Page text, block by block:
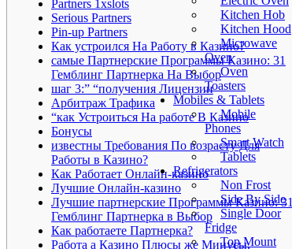
Kitchen Hob
Kitchen Hood
Microwave
Oven
Oven
Toasters
Mobiles & Tablets
Mobile
Phones
Smart Watch
Tablets
Refrigerators
Non Frost
Side By Side
Single Door
Fridge
Top Mount
Partners 1xslots
Serious Partners
Pin-up Partners
Как устроился На Работу в Казино?
самые Партнерские Программы Казино: 31
Гемблинг Партнерка На Выбор
шаг 3:” “получения Лицензии
Арбитраж Трафика
“как Устроиться На работе В Казино
Бонусы
известны Требования По возрасту Для
Работы в Казино?
Как Работает Онлайн-казино
Лучшие Онлайн-казино
Лучшие партнерские Программы Казино: 31
Гемблинг Партнерка в Выбор
Как работаете Партнерка?
Работа а Казино Плюсы же Минусы,